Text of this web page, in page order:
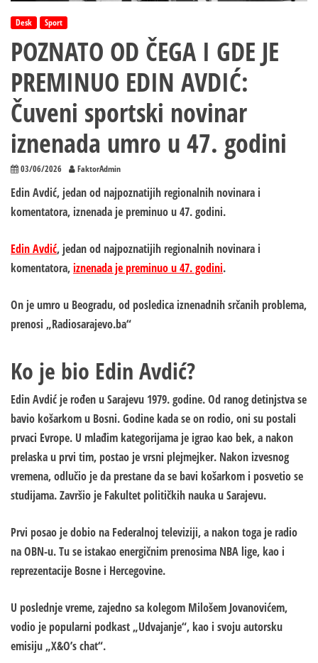
Desk Sport
POZNATO OD ČEGA I GDE JE
PREMINUO EDIN AVDIĆ:
Čuveni sportski novinar
iznenada umro u 47. godini
03/06/2026 FaktorAdmin
Edin Avdić, jedan od najpoznatijih regionalnih novinara i
komentatora, iznenada je preminuo u 47. godini.
Edin Avdić, jedan od najpoznatijih regionalnih novinara i
komentatora,iznenada je preminuo u 47. godini.
On je umro u Beogradu, od posledica iznenadnih srčanih problema,
prenosi „Radiosarajevo.ba“
Ko je bio Edin Avdić?
Edin Avdić je rođen u Sarajevu 1979. godine. Od ranog detinjstva se
bavio košarkom u Bosni. Godine kada se on rodio, oni su postali
prvaci Evrope. U mlađim kategorijama je igrao kao bek, a nakon
prelaska u prvi tim, postao je vrsni plejmejker. Nakon izvesnog
vremena, odlučio je da prestane da se bavi košarkom i posvetio se
studijama. Završio je Fakultet političkih nauka u Sarajevu.
Prvi posao je dobio na Federalnoj televiziji, a nakon toga je radio
na OBN-u. Tu se istakao energičnim prenosima NBA lige, kao i
reprezentacije Bosne i Hercegovine.
U poslednje vreme, zajedno sa kolegom Milošem Jovanovićem,
vodio je popularni podkast „Udvajanje“, kao i svoju autorsku
emisiju „X&O’s chat“.